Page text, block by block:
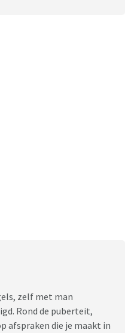
zelf met man
Rond de puberteit,
afspraken die je maakt in